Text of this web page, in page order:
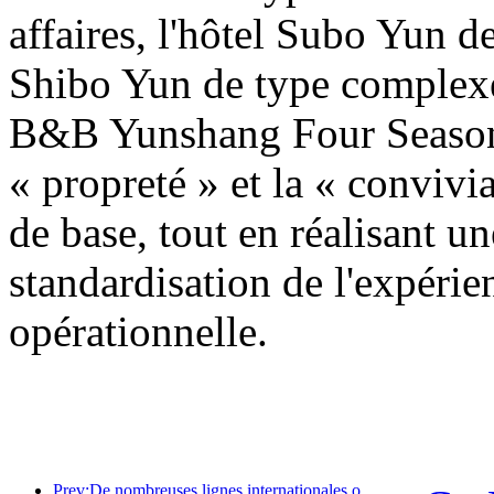
affaires, l'hôtel Subo Yun
Shibo Yun de type
B&B Yunshang Four
« propreté » et la «
de base, tout en réalisant
standardisation de
opérationnelle.